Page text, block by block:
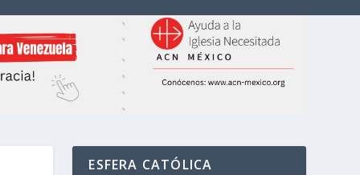
ESFERA CATÓLICA